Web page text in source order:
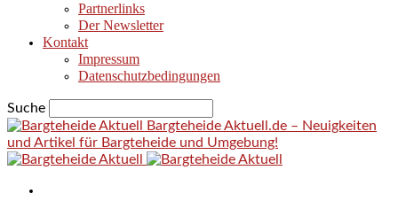
Partnerlinks
Der Newsletter
Kontakt
Impressum
Datenschutzbedingungen
Suche
Bargteheide Aktuell.de – Neuigkeiten
und Artikel für Bargteheide und Umgebung!